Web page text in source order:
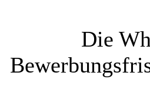
Die